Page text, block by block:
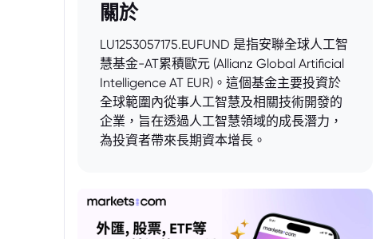
關於
LU1253057175.EUFUND 是指安聯全球人工智
慧基金-AT累積歐元 (Allianz Global Artificial
Intelligence AT EUR)。這個基金主要投資於
全球範圍內從事人工智慧及相關技術開發的
企業，旨在透過人工智慧領域的成長潛力，
為投資者帶來長期資本增長。